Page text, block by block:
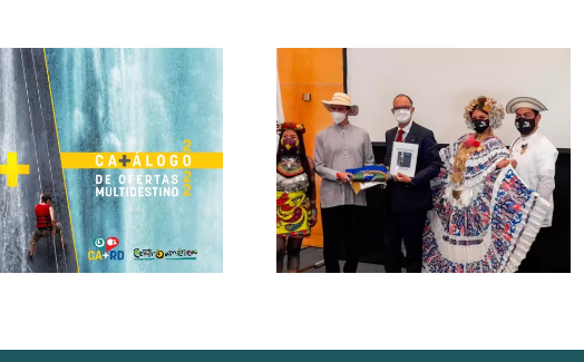
Panamá asume
Presidencia Pro Témpore
del Consejo
Centroamericano de
Turismo (CCT) y del
Consejo Directivo de
CATA
CATA recibe premio a la
Excelencia Turística
Internacional 2021 en el
marco de la Feria
Internacional de Turismo
FITUR